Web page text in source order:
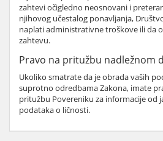
zahtevi očigledno neosnovani i
njihovog učestalog ponavljanja,
naplati administrativne troškove ili da
zahtevu.
Pravo na pritužbu nadležnom
Ukoliko smatrate da je obrada vaših
suprotno odredbama Zakona, imate
pritužbu Povereniku za informacije od
podataka o ličnosti.